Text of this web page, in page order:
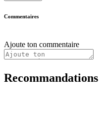
Commentaires
Ajoute ton commentaire
Recommandations